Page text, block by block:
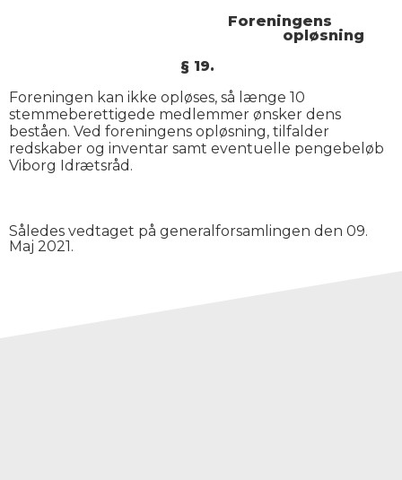
Foreningens
opløsning
§ 19.
Foreningen kan ikke opløses, så længe 10
stemmeberettigede medlemmer ønsker dens
beståen. Ved foreningens opløsning, tilfalder
redskaber og inventar samt eventuelle pengebeløb
Viborg Idrætsråd.
Således vedtaget på generalforsamlingen den 09.
Maj 2021.